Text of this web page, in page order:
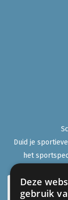
Duid je
het
Deze
gebruik